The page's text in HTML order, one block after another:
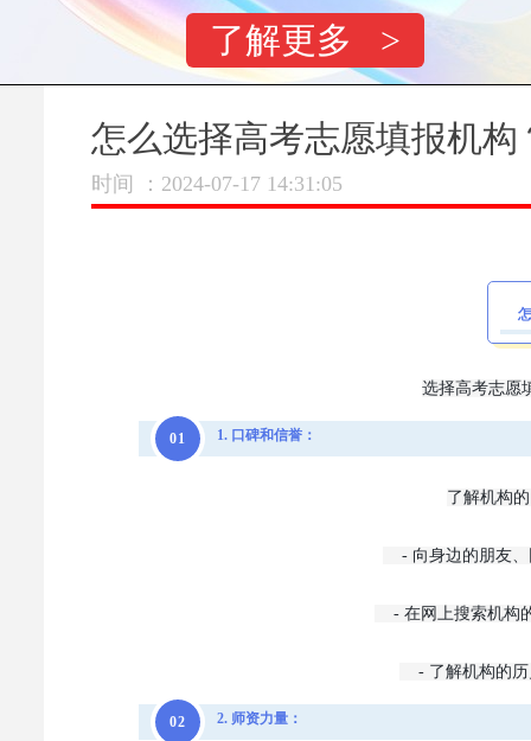
了解更多 >
怎么选择高考志愿填报机构
时间 ：2024-07-17 14:31:05
选择高考志愿
01 1. 口碑和信誉：
了解机构
- 向身边的朋友
- 在网上搜索机构
- 了解机构的
02 2. 师资力量：